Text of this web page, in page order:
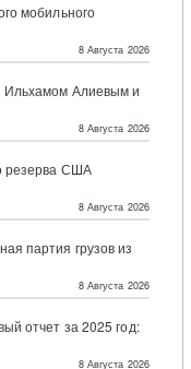
мобильного
8 Августа 2026
Ильхамом Алиевым и
8 Августа 2026
резерва США
8 Августа 2026
партия грузов из
8 Августа 2026
отчет за 2025 год:
8 Августа 2026